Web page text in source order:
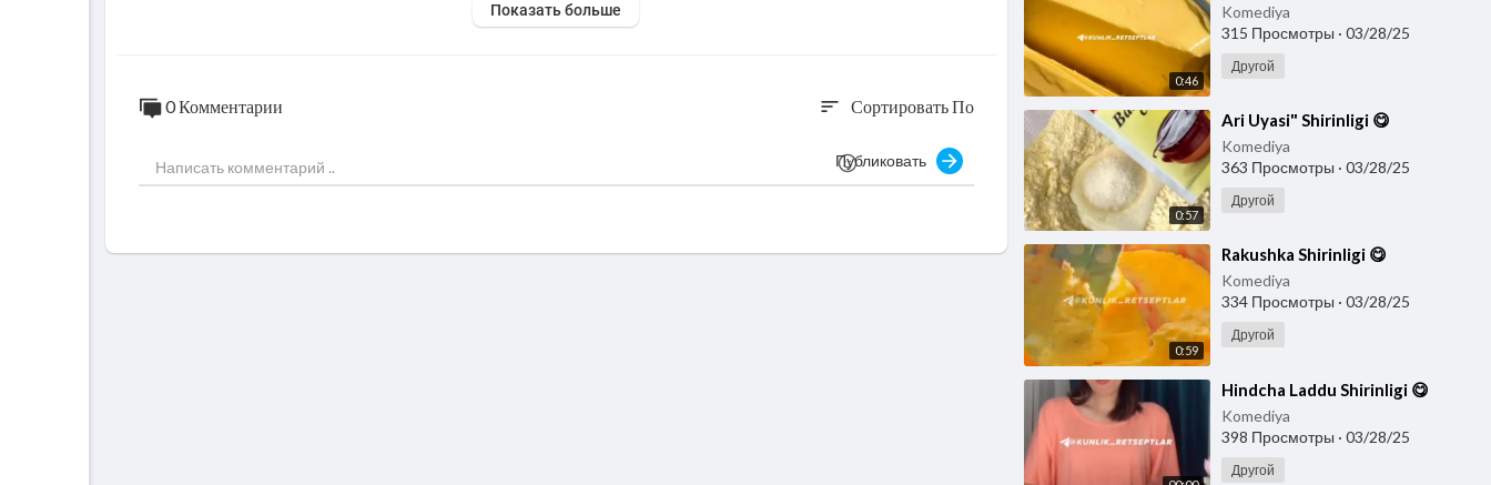
0:46
Komediya
315 Просмотры · 03/28/25
Другой
0:57
⁣Ari Uyasi" Shirinligi 😋
Komediya
363 Просмотры · 03/28/25
Другой
0:59
⁣Rakushka Shirinligi 😋
Komediya
334 Просмотры · 03/28/25
Другой
⁣Hindcha Laddu Shirinligi 😋
Komediya
398 Просмотры · 03/28/25
Другой
Показать больше
0 Комментарии sort Сортировать По
Публиковать